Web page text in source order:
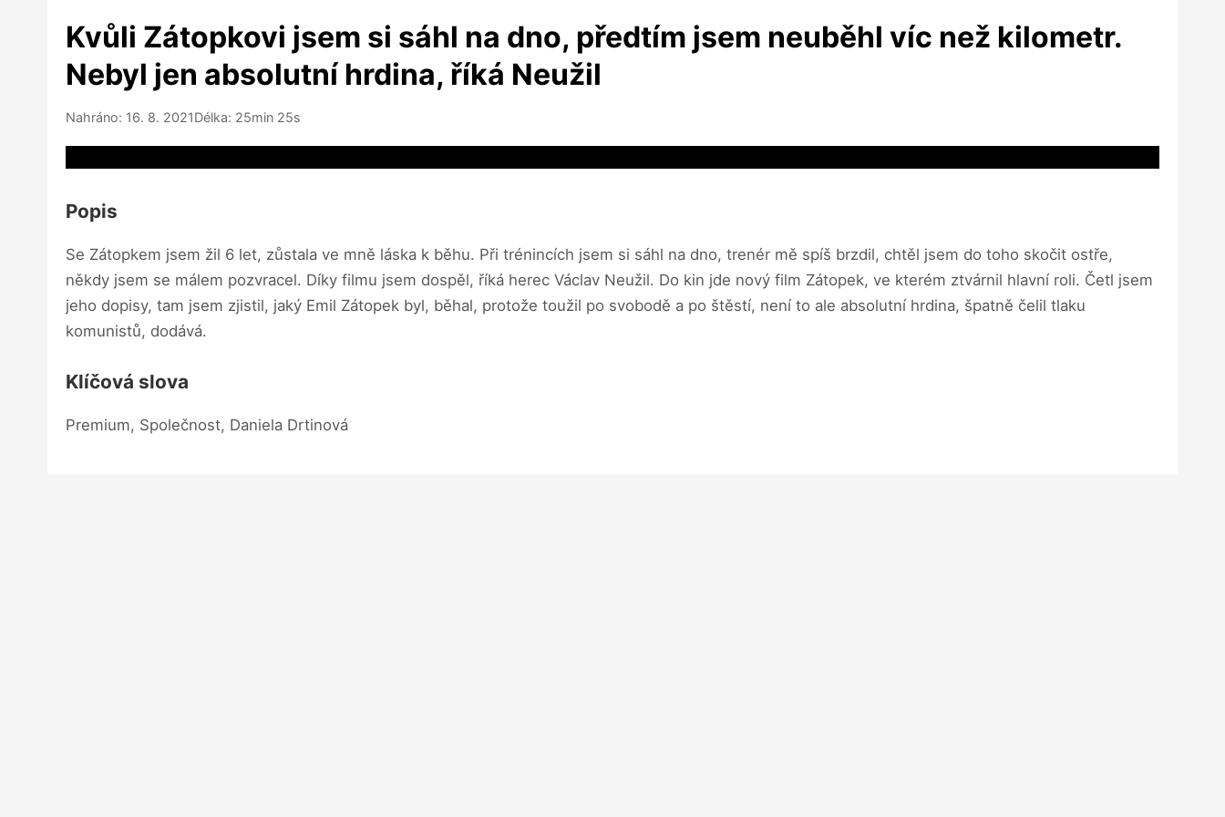
Kvůli Zátopkovi jsem si sáhl na dno, předtím jsem neuběhl víc než kilometr.
Nebyl jen absolutní hrdina, říká Neužil
Nahráno: 16. 8. 2021Délka: 25min 25s
Popis
Se Zátopkem jsem žil 6 let, zůstala ve mně láska k běhu. Při trénincích jsem si sáhl na dno, trenér mě spíš brzdil, chtěl jsem do toho skočit ostře,
někdy jsem se málem pozvracel. Díky filmu jsem dospěl, říká herec Václav Neužil. Do kin jde nový film Zátopek, ve kterém ztvárnil hlavní roli. Četl jsem
jeho dopisy, tam jsem zjistil, jaký Emil Zátopek byl, běhal, protože toužil po svobodě a po štěstí, není to ale absolutní hrdina, špatně čelil tlaku
komunistů, dodává.
Klíčová slova
Premium, Společnost, Daniela Drtinová